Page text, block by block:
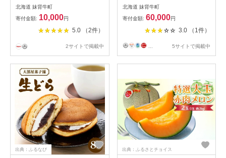
9個入 | チーズケーキ バスク
チーズケーキ 洋菓子 ケーキ
ギフト 贈り物 チーズタルト
妹背牛町 大黒屋 北海道 冷凍
北海道 妹背牛町
寄付金額: 10,000円
5.0 （2件）
2サイトで掲載中
ツ体験セット
北海道 妹背牛町
寄付金額: 60,000円
3.0 （1件）
... 5サイトで掲載中
出典：ふるなび 出典：ふるさとチョイス